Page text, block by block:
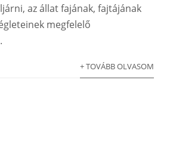
az állat fajának, fajtájának
megfelelő
+ TOVÁBB OLVASOM